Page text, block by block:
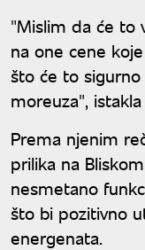
"Mislim da će to
na one cene
što će to
moreuza",
Prema njenim
prilika na
nesmetano
što bi pozitivno
energenata.